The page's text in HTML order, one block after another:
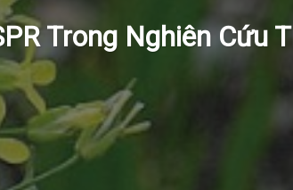
Trong Nghiên Cứu